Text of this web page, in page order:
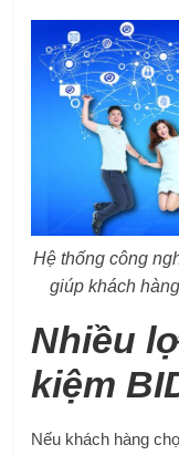
Hệ thống công
giúp khách
Nhiều
kiệm
Nếu khách hàng